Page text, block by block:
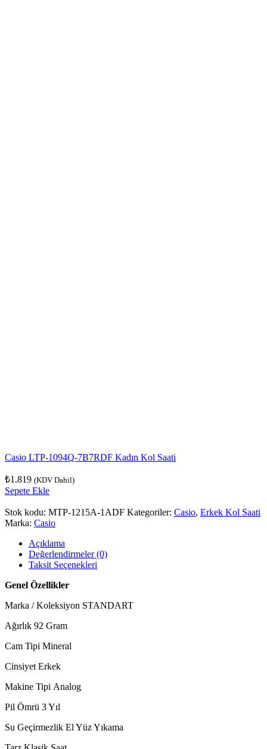
Casio LTP-1094Q-7B7RDF Kadın Kol Saati
₺1.819 (KDV Dahil)
Sepete Ekle
Stok kodu: MTP-1215A-1ADF Kategoriler: Casio, Erkek Kol Saati
Marka: Casio
Açıklama
Değerlendirmeler (0)
Taksit Seçenekleri
Genel Özellikler
Marka / Koleksiyon STANDART
Ağırlık 92 Gram
Cam Tipi Mineral
Cinsiyet Erkek
Makine Tipi Analog
Pil Ömrü 3 Yıl
Su Geçirmezlik El Yüz Yıkama